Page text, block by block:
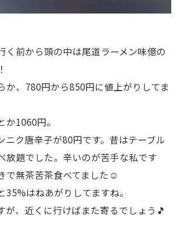
く前から頭の中は尾道ラーメン味億の
か、780円から850円に値上がりしてま
か1060円。
ニク唐辛子が80円です。昔はテーブル
放題でした。辛いのが苦手な私です
で無茶苦茶食べてました☺️
35%はねあがりしてますね。
が、近くに行けばまた寄るでしょう🎵